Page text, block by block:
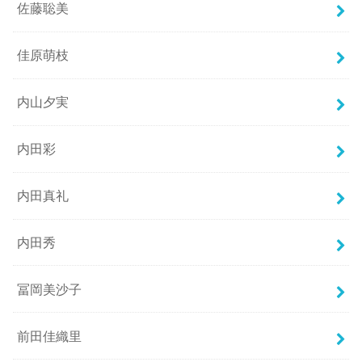
佐藤聡美
佳原萌枝
内山夕実
内田彩
内田真礼
内田秀
冨岡美沙子
前田佳織里